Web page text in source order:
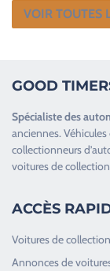
VOIR TOUTES
GOOD
Spécialiste des
anciennes.
collectionneurs d’
voitures de
ACCÈS
Voitures de
Annonces de